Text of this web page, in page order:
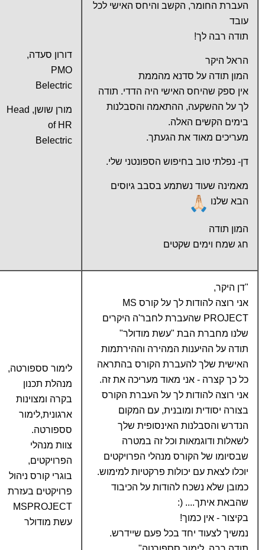
העברת החומר, הקשב והיחס האישי לכל
עובד
תודה רבה לך!
הראל היקר
המון תודה על סדנא מהממת
אין ספק שהיחס האישי היה הדדי. תודה
לך על ההשקעה, ההתאמה והסבלנות
בימים הקשים האלה.
מעריכים מאוד את הגעתך.
דן- נפלתי טוב בחיפוש הספונטני שלי.
מאמינה שעוד נשתמע בסבב גיוסים
הבא שלנו
המון תודה
חג שמח וימים שקטים
דורון סעדה,
PMO
Belectric
מורן שושן, Head
of HR
Belectric
"דן היקר,
אני רוצה להודות לך על קורס MS
PROJECT שהעברת לחבר'ה היקרים
שלנו מחברת הבת "עשת מודולר"
תודה על ההיענות המהירה וההירתמות
האישית שלך להעברת הקורס בהתראה
כל כך קצרה - אני מאוד מעריכה את זה.
אני רוצה להודות לך על העברת הקורס
בצורה יסודית ומובנית, עם המקום
הנדרש והסבלנות האינסופית שלך
לשאלות ודוגמאות וכל זה במטרה
שבסיומו של הקורס מנהלי הפרויקטים
יוכלו לצאת עם יכולות פרקטיות למימוש.
כמובן שלא נשכח להודות על הכיבוד
שהבאת איתך.... (:
בקיצור - אין כמוך!
נמשיך לצעוד יחד בכל פעם שיידרש.
לימור סספורטה,
מנהלת תכנון
בקרה ומצוינות
ארגונית,לימור
סספורטה.
צוות מנהלי
הפרויקטים,
בוגרי קורס ניהול
פרויקטים בעזרת
MSPROJECT
עשת מודולר